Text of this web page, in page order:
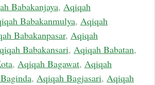
Babakanjaya, Aqiqah
Babakanmulya, Aqiqah
Babakanpasar, Aqiqah
Babakansari, Aqiqah Babatan,
, Aqiqah Bagawat, Aqiqah
, Aqiqah Bagjasari, Aqiqah